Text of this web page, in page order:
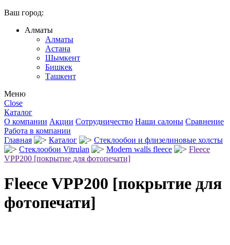
Ваш город:
Алматы
Алматы
Астана
Шымкент
Бишкек
Ташкент
Меню
Close
Каталог
О компании Акции Сотрудничество Наши салоны Сравнение
Работа в компании
Главная
Каталог
Стеклообои и флизелиновые холсты
Стеклообои Vitrulan
Modern walls fleece
Fleece
VPP200 [покрытие для фотопечати]
Fleece VPP200 [покрытие для
фотопечати]